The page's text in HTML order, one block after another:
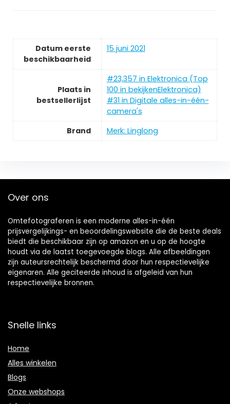
Datum eerste
beschikbaarheid
15 juni 2021
Plaats in
bestsellerlijst
#23,357 in Elektronica (Top
100 in bekijkenElektronica)
#31 in Digitale alles-in-één-
camera's
Brand
Merk: Linglong
Over ons
Omtefotograferen is een moderne alles-in-één
prijsvergelijkings- en beoordelingswebsite die de beste deals
biedt die beschikbaar zijn op amazon en u op de hoogte
houdt via de laatst toegevoegde blogs. Alle afbeeldingen
zijn auteursrechtelijk beschermd door hun respectievelijke
eigenaren. Alle geciteerde inhoud is afgeleid van hun
respectievelijke bronnen.
Snelle links
Home
Alles winkelen
Blogs
Onze webshops